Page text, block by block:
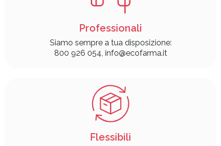
Professionali
Siamo sempre a tua disposizione:
800 926 054, info@ecofarma.it
Flessibili